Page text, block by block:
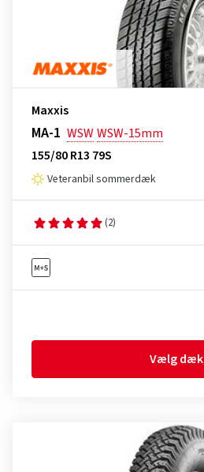
Maxxis
MA-1 WSWWSW-15mm
155/80 R13 79S
Veteranbil sommerdæk
(2)
Vælg dæk